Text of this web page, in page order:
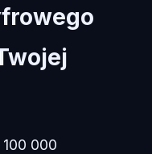
000